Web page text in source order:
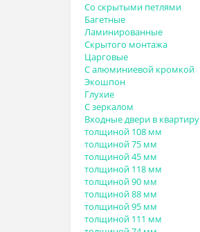
Со скрытыми петлями
Багетные
Ламинированные
Скрытого монтажа
Царговые
С алюминиевой кромкой
Экошпон
Глухие
С зеркалом
Входные двери в квартиру
толщиной 108 мм
толщиной 75 мм
толщиной 45 мм
толщиной 118 мм
толщиной 90 мм
толщиной 88 мм
толщиной 95 мм
толщиной 111 мм